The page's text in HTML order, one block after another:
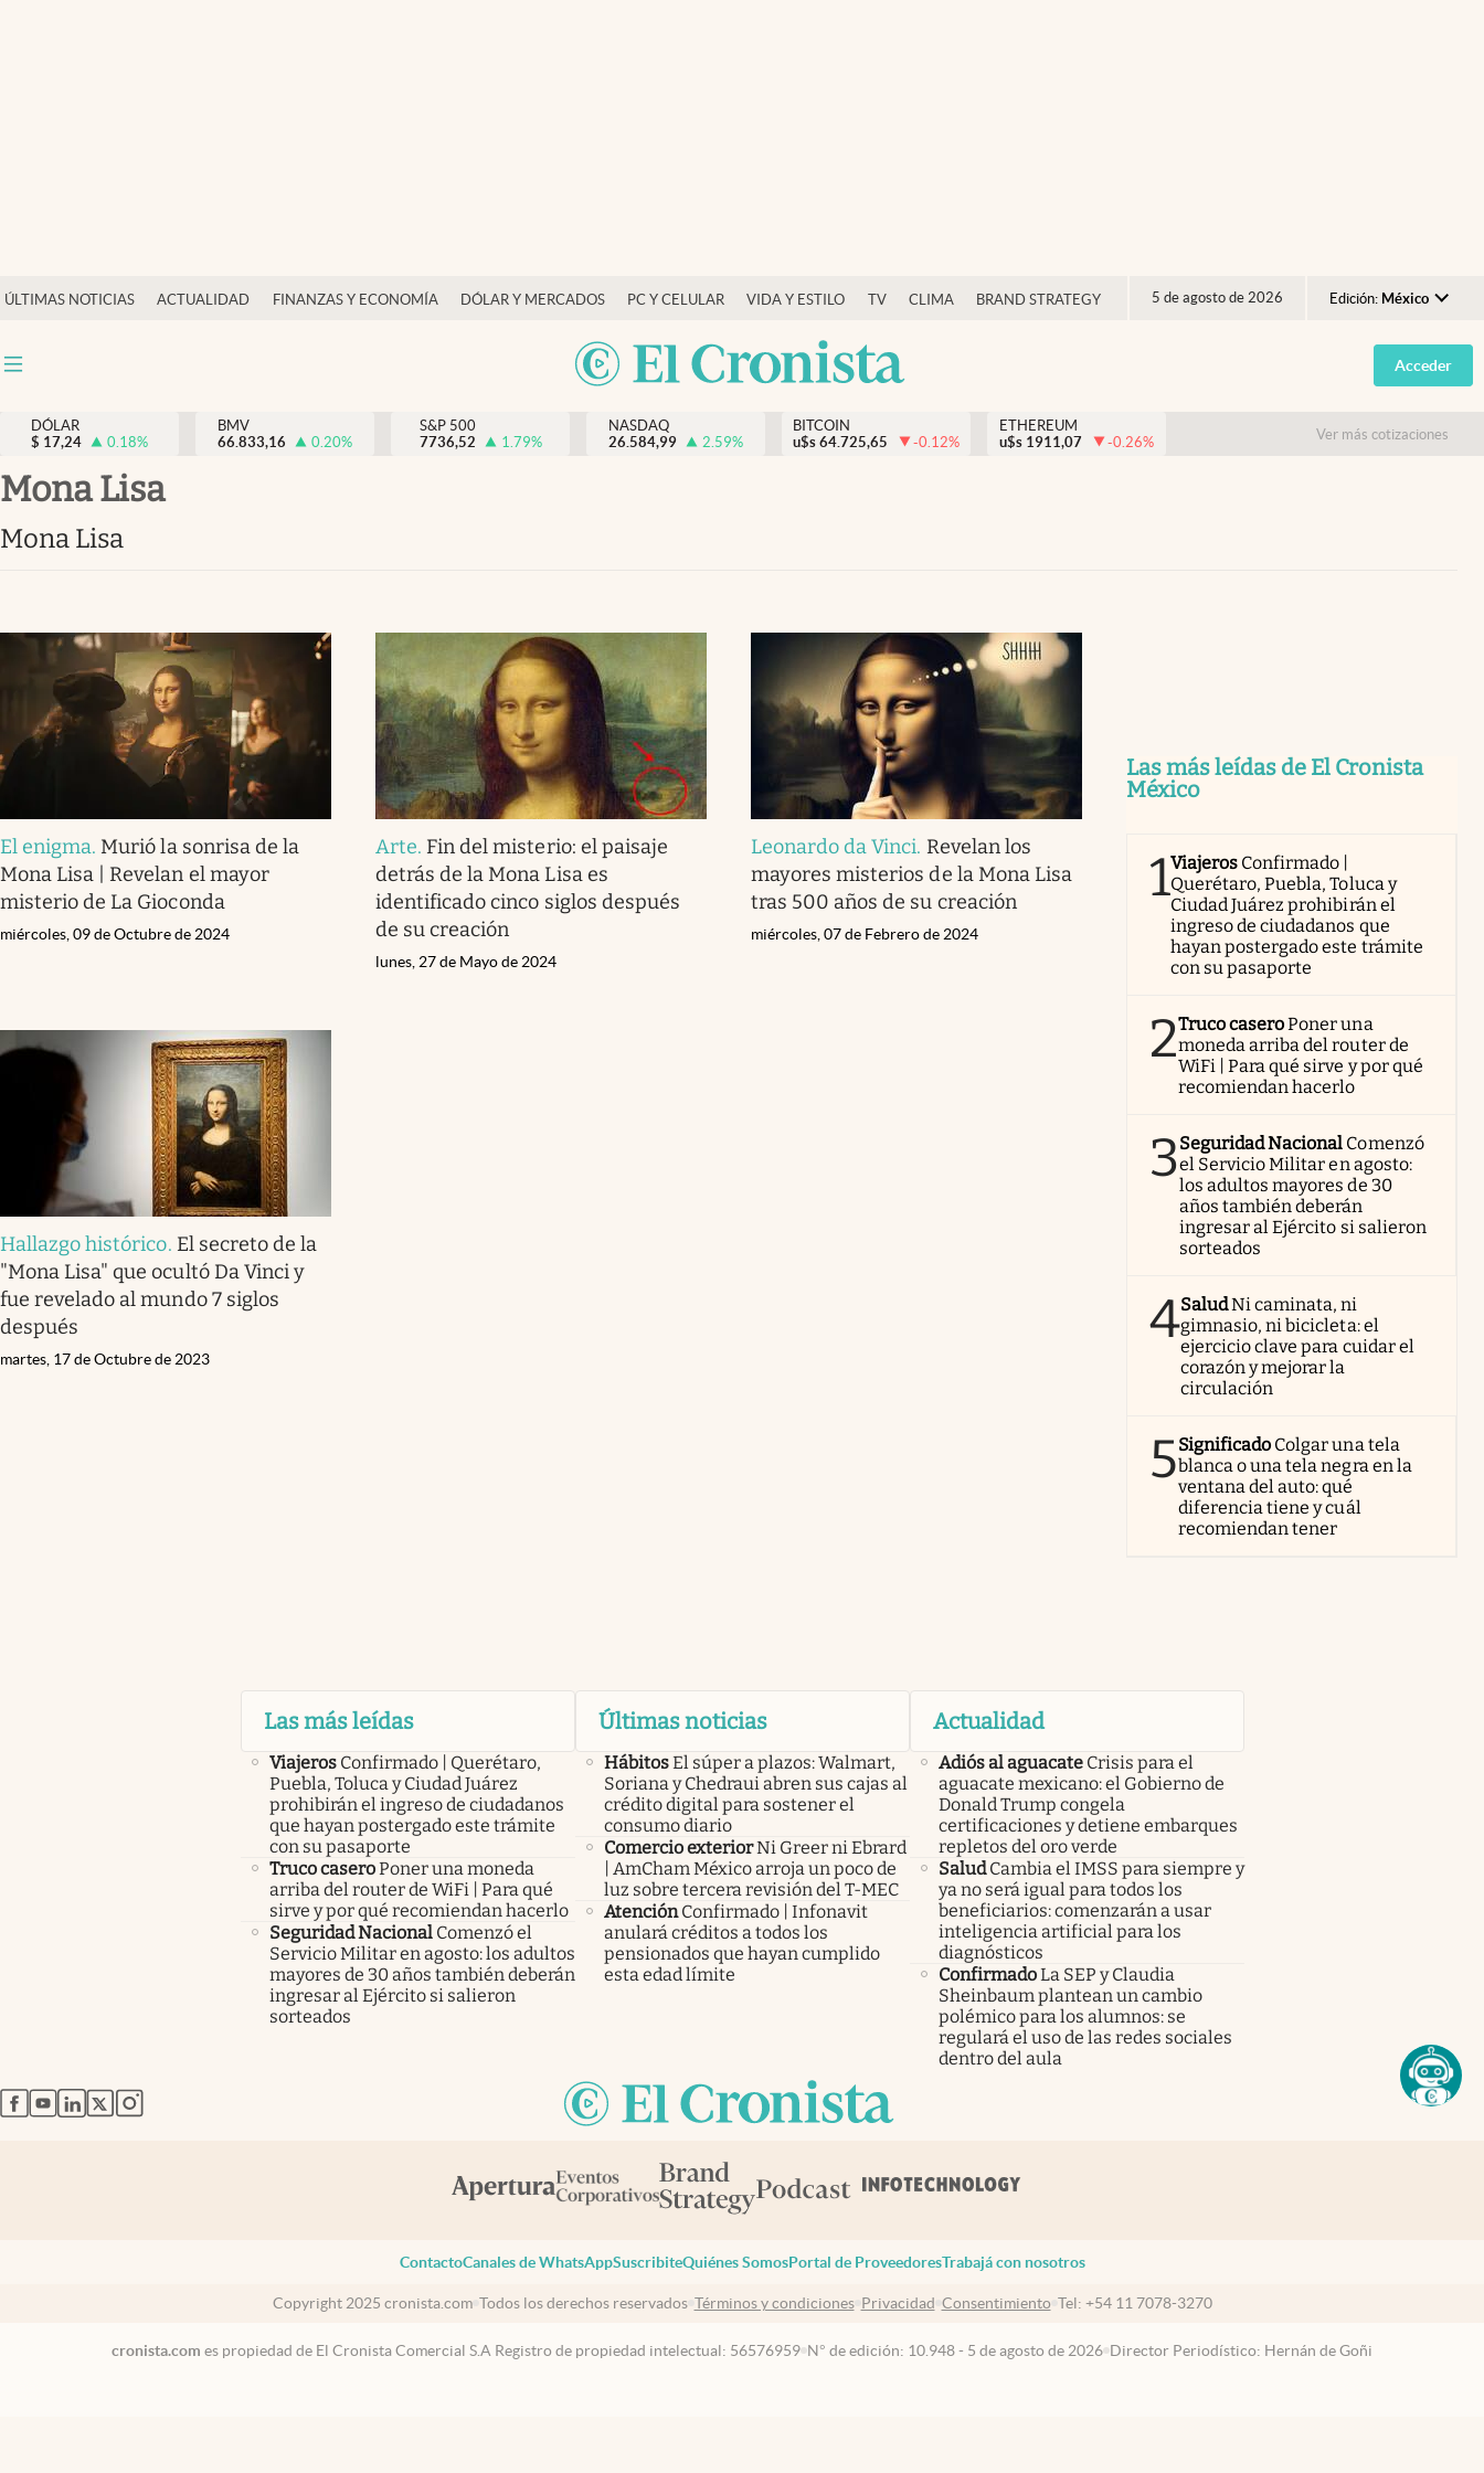
ÚLTIMAS NOTICIAS ACTUALIDAD FINANZAS Y ECONOMÍA DÓLAR Y MERCADOS PC Y CELULAR VIDA Y ESTILO TV CLIMA BRAND STRATEGY 5 de agosto de 2026 Edición: México
Argentina
España
USA
Opinión
Vida y estilo
Clima
Espiritualidad
abre en nueva pestaña
Acceder
DÓLAR
$ 17,24 0.18%
BMV
66.833,16
0.20%
S&P 500
7736,52
1.79%
NASDAQ
26.584,99
2.59%
BITCOIN
u$s 64.725,65 -0.12%
ETHEREUM
u$s 1911,07 -0.26% Ver más cotizaciones
Mona Lisa
Mona Lisa
El enigma. Murió la sonrisa de la
Mona Lisa | Revelan el mayor
misterio de La Gioconda
miércoles, 09 de Octubre de 2024
Arte. Fin del misterio: el paisaje
detrás de la Mona Lisa es
identificado cinco siglos después
de su creación
lunes, 27 de Mayo de 2024
Leonardo da Vinci. Revelan los
mayores misterios de la Mona Lisa
tras 500 años de su creación
miércoles, 07 de Febrero de 2024
Hallazgo histórico. El secreto de la
"Mona Lisa" que ocultó Da Vinci y
fue revelado al mundo 7 siglos
después
martes, 17 de Octubre de 2023
Las más leídas de El Cronista
México
1Viajeros Confirmado |
Querétaro, Puebla, Toluca y
Ciudad Juárez prohibirán el
ingreso de ciudadanos que
hayan postergado este trámite
con su pasaporte
2Truco caseroPoner una
moneda arriba del router de
WiFi | Para qué sirve y por qué
recomiendan hacerlo
3Seguridad Nacional Comenzó
el Servicio Militar en agosto:
los adultos mayores de 30
años también deberán
ingresar al Ejército si salieron
sorteados
4SaludNi caminata, ni
gimnasio, ni bicicleta: el
ejercicio clave para cuidar el
corazón y mejorar la
circulación
5Significado Colgar una tela
blanca o una tela negra en la
ventana del auto: qué
diferencia tiene y cuál
recomiendan tener
Las más leídas
Viajeros Confirmado | Querétaro,
Puebla, Toluca y Ciudad Juárez
prohibirán el ingreso de ciudadanos
que hayan postergado este trámite
con su pasaporte
Truco caseroPoner una moneda
arriba del router de WiFi | Para qué
sirve y por qué recomiendan hacerlo
Seguridad Nacional Comenzó el
Servicio Militar en agosto: los adultos
mayores de 30 años también deberán
ingresar al Ejército si salieron
sorteados
Últimas noticias
HábitosEl súper a plazos: Walmart,
Soriana y Chedraui abren sus cajas al
crédito digital para sostener el
consumo diario
Comercio exteriorNi Greer ni Ebrard
| AmCham México arroja un poco de
luz sobre tercera revisión del T-MEC
Atención Confirmado | Infonavit
anulará créditos a todos los
pensionados que hayan cumplido
esta edad límite
Actualidad
Adiós al aguacate Crisis para el
aguacate mexicano: el Gobierno de
Donald Trump congela
certificaciones y detiene embarques
repletos del oro verde
Salud Cambia el IMSS para siempre y
ya no será igual para todos los
beneficiarios: comenzarán a usar
inteligencia artificial para los
diagnósticos
ConfirmadoLa SEP y Claudia
Sheinbaum plantean un cambio
polémico para los alumnos: se
regulará el uso de las redes sociales
dentro del aula
abre en nueva pestaña
abre en nueva pestaña
abre en nueva pestaña
abre en nueva pestaña
abre en nueva pestaña
ContactoCanales de WhatsAppSuscribiteQuiénes SomosPortal de ProveedoresTrabajá con nosotros
Copyright 2025 cronista.com Todos los derechos reservados Términos y condiciones Privacidad Consentimiento Tel: +54 11 7078-3270
cronista.com es propiedad de El Cronista Comercial S.A Registro de propiedad intelectual: 56576959 N° de edición: 10.948 - 5 de agosto de 2026 Director Periodístico: Hernán de Goñi